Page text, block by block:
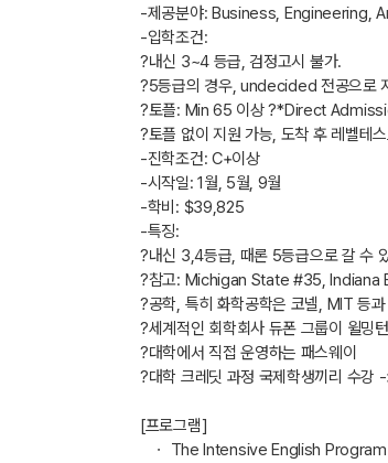
-제공분야: Business, Engineering,
-입학조건:
?내신 3~4 등급, 검정고시 불가.
?5등급의 경우, undecided 전공으로
?토플: Min 65 이상 ?*Direct
?토플 없이 지원 가능, 도착 후 레벨테
-진학조건: C+이상
-시작일: 1월, 5월, 9월
-학비: $39,825
-특징:
?내신 3,4등급, 때론 5등급으로 갈 수
?참고: Michigan State #35,
?공학, 특히 화학공학은 코넬, MIT 등
?세계적인 회학회사 듀폰 그룹이 윌밍
?대학에서 직접 운영하는 패스웨이
?대학 크레딧 과정 국제학생끼리 수강
[프로그램]
ㆍ The Intensive English Program